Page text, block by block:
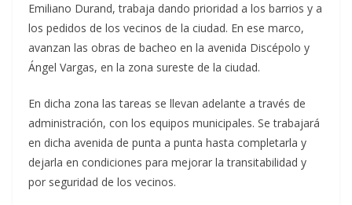
Emiliano Durand, trabaja dando prioridad a los barrios y a
los pedidos de los vecinos de la ciudad. En ese marco,
avanzan las obras de bacheo en la avenida Discépolo y
Ángel Vargas, en la zona sureste de la ciudad.
En dicha zona las tareas se llevan adelante a través de
administración, con los equipos municipales. Se trabajará
en dicha avenida de punta a punta hasta completarla y
dejarla en condiciones para mejorar la transitabilidad y
por seguridad de los vecinos.